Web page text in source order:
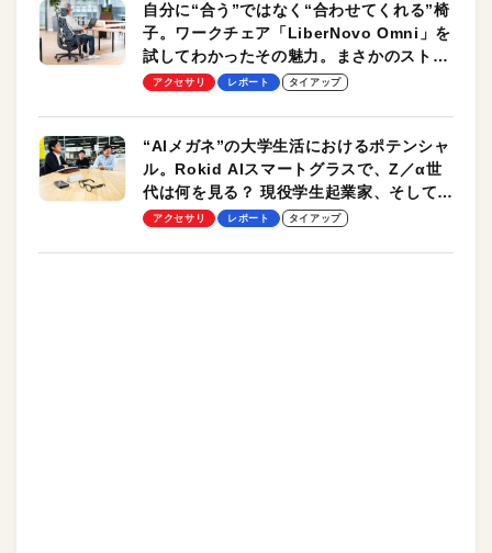
自分に“合う”ではなく“合わせてくれる”椅
子。ワークチェア「LiberNovo Omni」を
試してわかったその魅力。まさかのストレ
ッチ機能も搭載
アクセサリ レポート タイアップ
“AIメガネ”の大学生活におけるポテンシャ
ル。Rokid AIスマートグラスで、Z／α世
代は何を見る？ 現役学生起業家、そして教
授による体験会レポート【PR】
アクセサリ レポート タイアップ